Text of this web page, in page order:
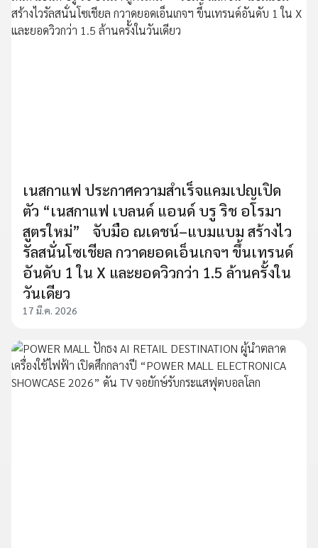
เนสกาแฟ ประกาศความสำเร็จแคมเปญเปิด
ตัว “เนสกาแฟ เบลนด์ แอนด์ บรู ริช อโรมา
สูตรใหม่” จับมือ ณเดชน์–แบมแบม สร้างไว
รัลสนั่นโซเชียล กวาดยอดเอ็นเกจฯ ขึ้นเทรนด์
อันดับ 1 ใน X และยอดวิวกว่า 1.5 ล้านครั้งใน
วันเดียว
17 มี.ค. 2026